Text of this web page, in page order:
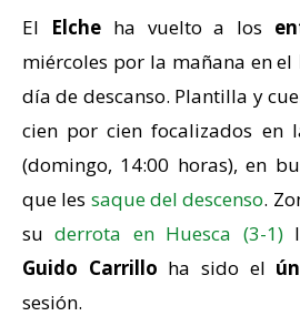
El Elcheha vuelto a los
miércoles por la mañana en el
día de descanso. Plantilla y
cien por cien focalizados en
(domingo, 14:00 horas), en
que les saque del descenso.
suderrota en Huesca (3-1)
Guido Carrillo ha sido el
sesión.